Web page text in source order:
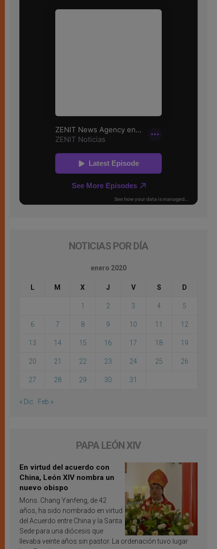
NOTICIAS POR DÍA
enero 2020
L M X J V S D
1 2 3 4 5
6 7 8 9 10 11 12
13 14 15 16 17 18 19
20 21 22 23 24 25 26
27 28 29 30 31
« Dic Feb »
PAPA LEÓN XIV
En virtud del acuerdo con
China, León XIV nombra un
nuevo obispo
Mons. Chang Yanfeng, de 42
años, ha sido nombrado en virtud
del Acuerdo entre China y la Santa
Sede para una diócesis que
llevaba veinte años sin pastor. La ordenación tuvo lugar